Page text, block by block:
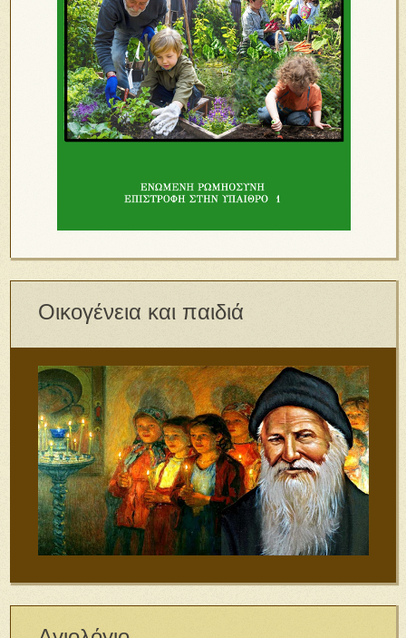
Οικογένεια και παιδιά